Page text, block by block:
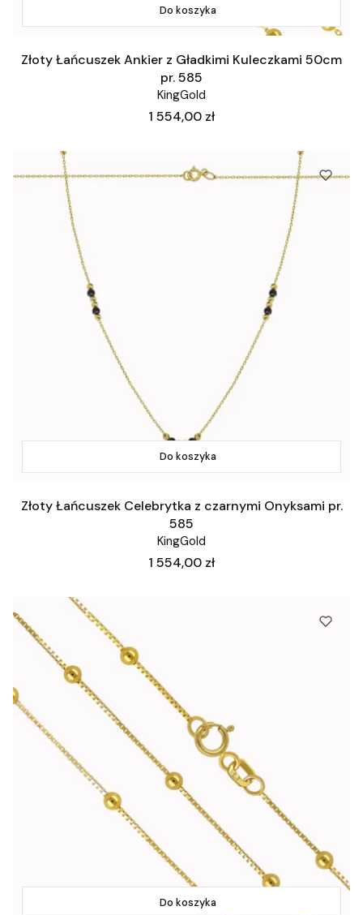
Do koszyka
Złoty Łańcuszek Ankier z Gładkimi Kuleczkami 50cm
pr. 585
KingGold
Cena
1 554,00 zł
Do koszyka
Złoty Łańcuszek Celebrytka z czarnymi Onyksami pr.
585
KingGold
Cena
1 554,00 zł
Do koszyka